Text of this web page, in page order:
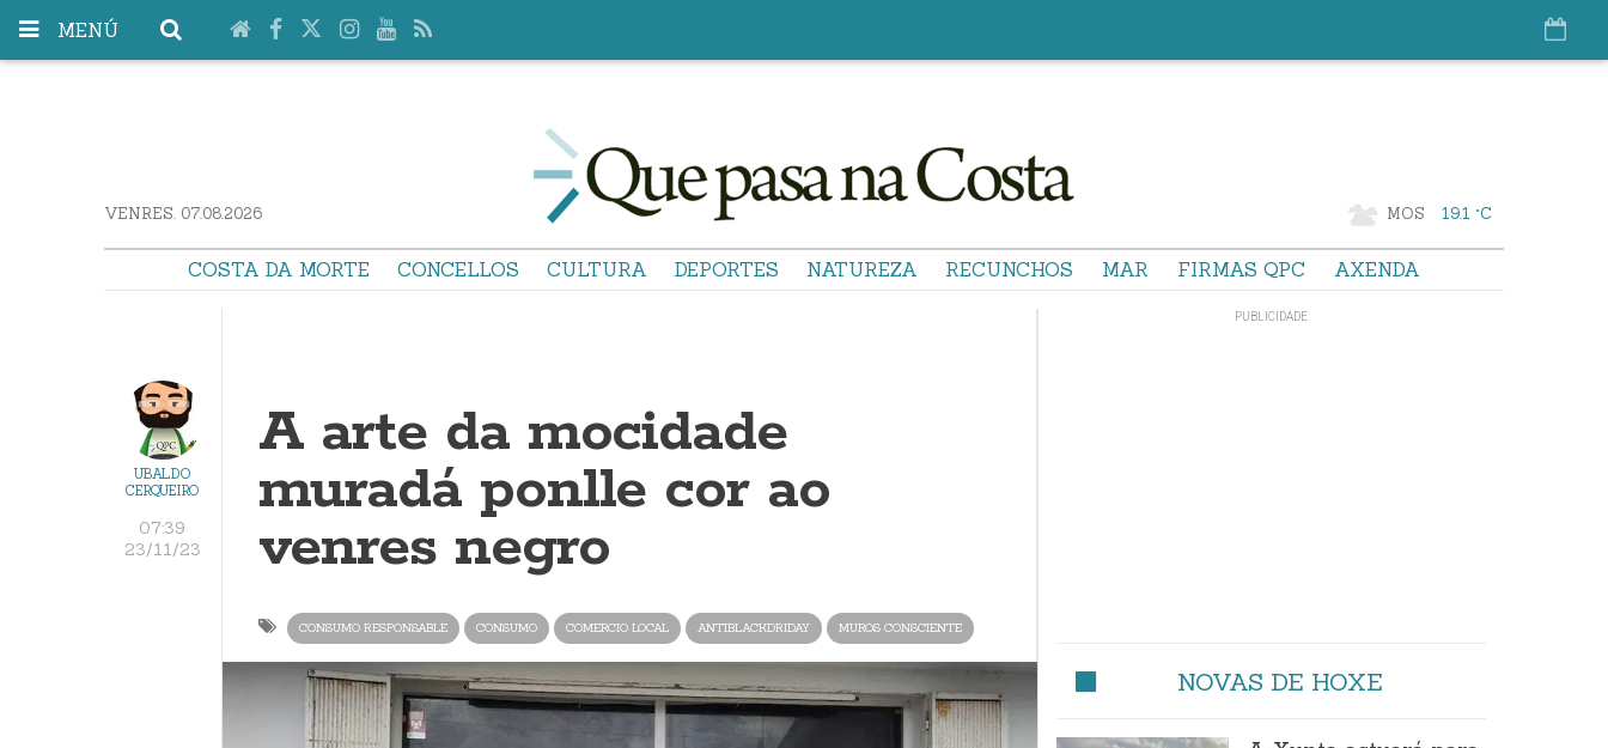
MENÚ
VENRES. 07.08.2026 MOS 19.1 °C
COSTA DA MORTE CONCELLOS CULTURA DEPORTES NATUREZA RECUNCHOS MAR FIRMAS QPC AXENDA
UBALDO
CERQUEIRO
07:39
23/11/23
A arte da mocidade
muradá ponlle cor ao
venres negro
CONSUMO RESPONSABLE CONSUMO COMERCIO LOCAL ANTIBLACKDRIDAY MUROS CONSCIENTE
NOVAS DE HOXE